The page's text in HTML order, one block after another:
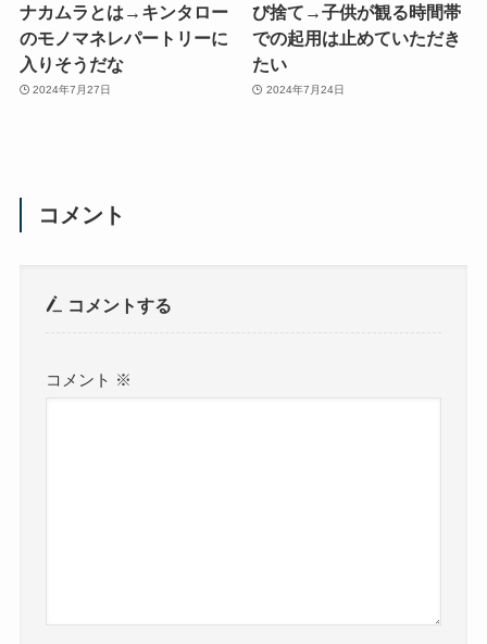
ナカムラとは→キンタロー
のモノマネレパートリーに
入りそうだな
2024年7月27日
び捨て→子供が観る時間帯
での起用は止めていただき
たい
2024年7月24日
コメント
コメントする
コメント ※